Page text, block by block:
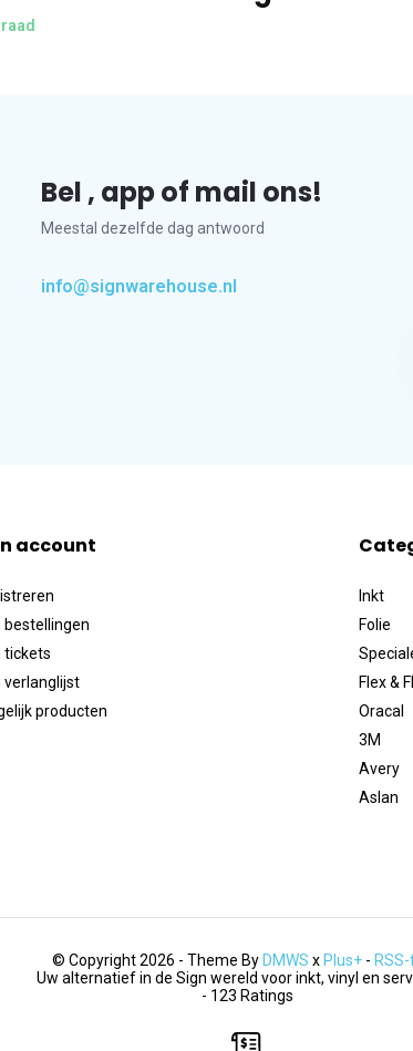
Bel , app of mail ons!
Meestal dezelfde dag antwoord
info@signwarehouse.nl
account
bestellingen
tickets
verlanglijst
producten
Inkt
Folie
Flex &
Oracal
3M
Avery
Aslan
© Copyright 2026 - Theme By DMWS x Plus+ -
Uw alternatief in de Sign wereld voor inkt, vinyl en
- 123 Ratings